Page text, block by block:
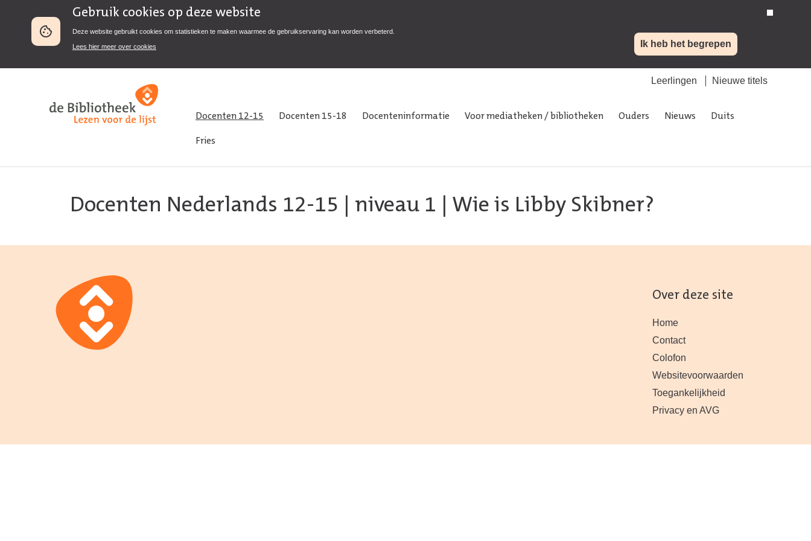
Gebruik cookies op deze website
Deze website gebruikt cookies om statistieken te maken waarmee de gebruikservaring kan worden verbeterd.
Lees hier meer over cookies Ik heb het begrepen
Leerlingen Nieuwe titels
Docenten 12-15 Docenten 15-18 Docenteninformatie Voor mediatheken / bibliotheken Ouders Nieuws Duits
Fries
Docenten Nederlands 12-15 niveau 1 | Wie is Libby Skibner?
Over deze site
Home
Contact
Colofon
Websitevoorwaarden
Toegankelijkheid
Privacy en AVG